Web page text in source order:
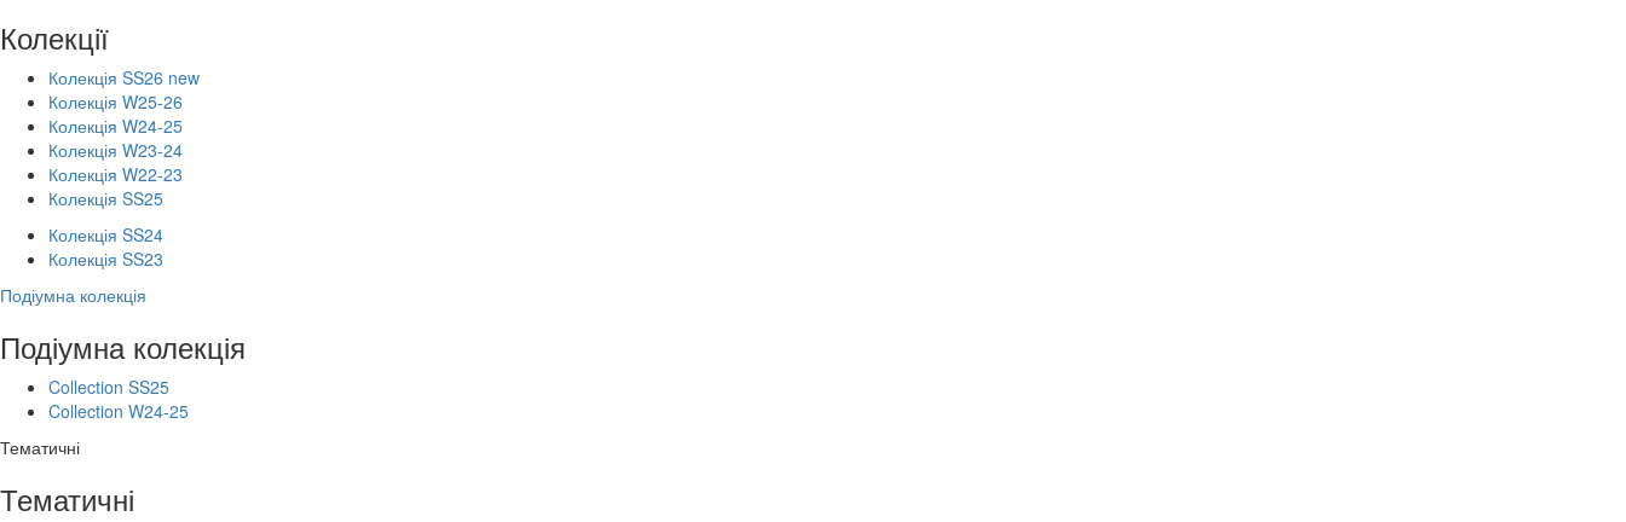
Колекції
Колекція SS26 new
Колекція W25-26
Колекція W24-25
Колекція W23-24
Колекція W22-23
Колекція SS25
Колекція SS24
Колекція SS23
Подіумна колекція
Подіумна колекція
Collection SS25
Collection W24-25
Тематичні
Тематичні